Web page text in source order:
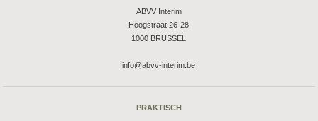
ABVV Interim
Hoogstraat 26-28
1000 BRUSSEL
info@abvv-interim.be
PRAKTISCH